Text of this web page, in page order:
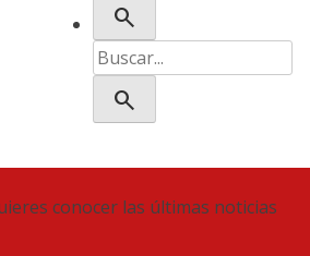
search
Buscar:
search
conocer las últimas noticias